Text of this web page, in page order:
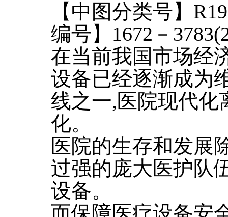
【中图分类号】
编号】1672－
在当前我国市场经
设备已经逐渐成为
线之一,医院现代化
化。
医院的生存和发展
过强的庞大医护队
设备。